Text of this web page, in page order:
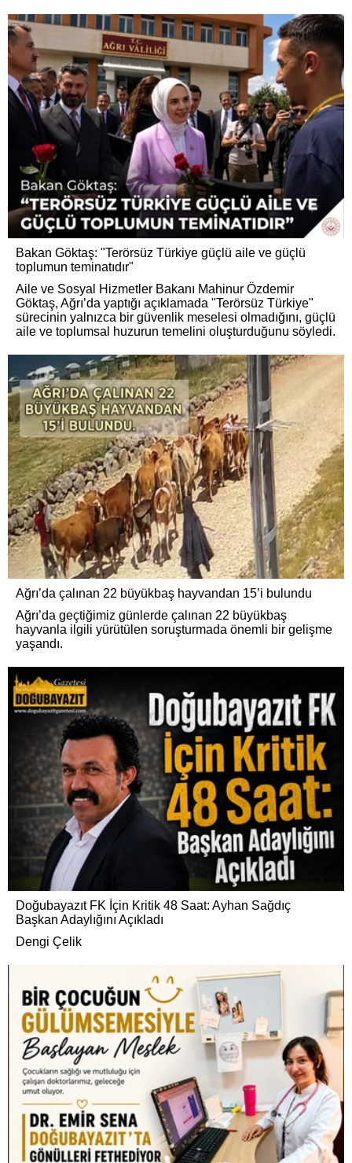
Bakan Göktaş: "Terörsüz Türkiye güçlü aile ve güçlü
toplumun teminatıdır"
Aile ve Sosyal Hizmetler Bakanı Mahinur Özdemir
Göktaş, Ağrı’da yaptığı açıklamada "Terörsüz Türkiye"
sürecinin yalnızca bir güvenlik meselesi olmadığını, güçlü
aile ve toplumsal huzurun temelini oluşturduğunu söyledi.
Ağrı’da çalınan 22 büyükbaş hayvandan 15’i bulundu
Ağrı’da geçtiğimiz günlerde çalınan 22 büyükbaş
hayvanla ilgili yürütülen soruşturmada önemli bir gelişme
yaşandı.
Doğubayazıt FK İçin Kritik 48 Saat: Ayhan Sağdıç
Başkan Adaylığını Açıkladı
Dengi Çelik